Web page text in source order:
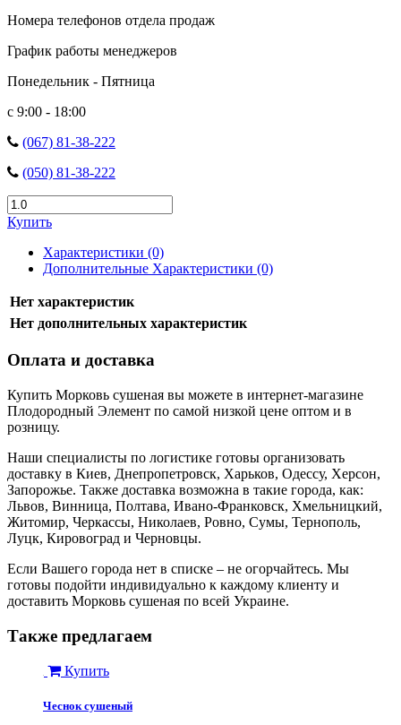
Номера телефонов отдела продаж
График работы менеджеров
Понедельник - Пятница
с 9:00 - 18:00
(067) 81-38-222
(050) 81-38-222
Купить
Характеристики (0)
Дополнительные Характеристики (0)
Нет характеристик
Нет дополнительных характеристик
Оплата и доставка
Купить Морковь сушеная вы можете в интернет-магазине
Плодородный Элемент по самой низкой цене оптом и в
розницу.
Наши специалисты по логистике готовы организовать
доставку в Киев, Днепропетровск, Харьков, Одессу, Херсон,
Запорожье. Также доставка возможна в такие города, как:
Львов, Винница, Полтава, Ивано-Франковск, Хмельницкий,
Житомир, Черкассы, Николаев, Ровно, Сумы, Тернополь,
Луцк, Кировоград и Черновцы.
Если Вашего города нет в списке – не огорчайтесь. Мы
готовы подойти индивидуально к каждому клиенту и
доставить Морковь сушеная по всей Украине.
Также предлагаем
Купить
Чеснок сушеный